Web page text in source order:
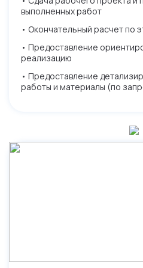
выполненных работ
• Окончательный расчет по
• Предоставление
реализацию
• Предоставление
работы и материалы (по
Нажимая кнопку, вы
персональных данных и
конфиденциальности
Нажимая кнопку, вы
данных и соглашаетесь с